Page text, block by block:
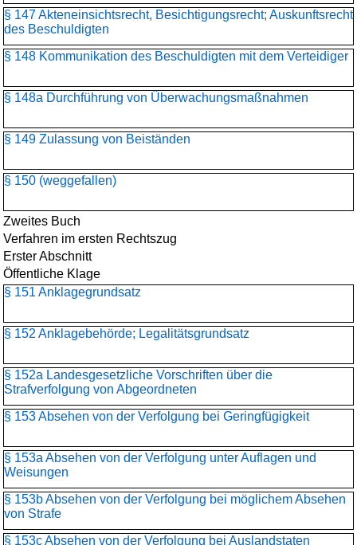
§ 147 Akteneinsichtsrecht, Besichtigungsrecht; Auskunftsrecht
des Beschuldigten
§ 148 Kommunikation des Beschuldigten mit dem Verteidiger
§ 148a Durchführung von Überwachungsmaßnahmen
§ 149 Zulassung von Beiständen
§ 150 (weggefallen)
Zweites Buch
Verfahren im ersten Rechtszug
Erster Abschnitt
Öffentliche Klage
§ 151 Anklagegrundsatz
§ 152 Anklagebehörde; Legalitätsgrundsatz
§ 152a Landesgesetzliche Vorschriften über die
Strafverfolgung von Abgeordneten
§ 153 Absehen von der Verfolgung bei Geringfügigkeit
§ 153a Absehen von der Verfolgung unter Auflagen und
Weisungen
§ 153b Absehen von der Verfolgung bei möglichem Absehen
von Strafe
§ 153c Absehen von der Verfolgung bei Auslandstaten